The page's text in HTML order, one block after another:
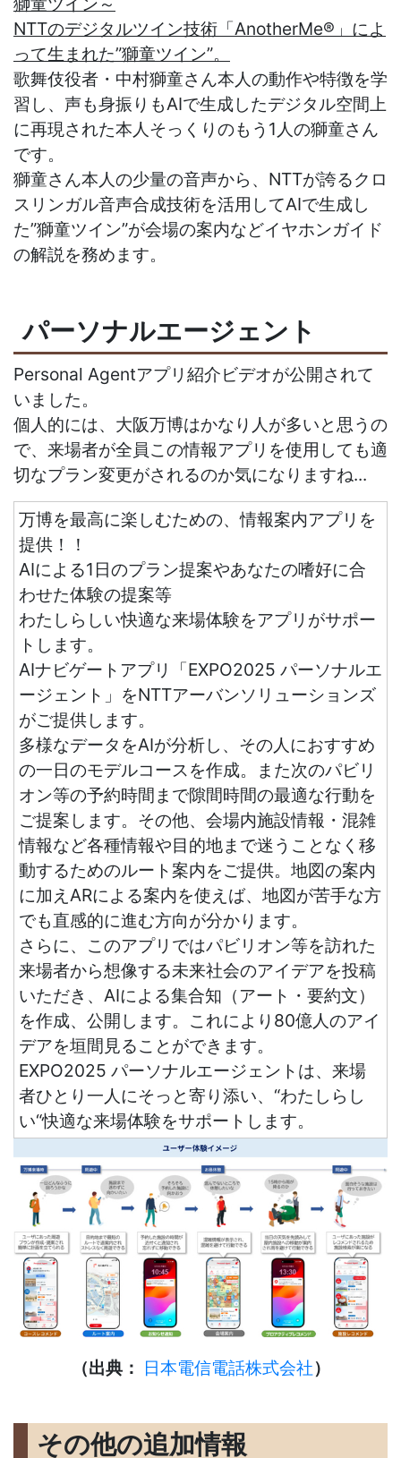
NTTのデジタルツイン技術「AnotherMe®」によ
って生まれた”獅童ツイン”。
歌舞伎役者・中村獅童さん本人の動作や特徴を学
習し、声も身振りもAIで生成したデジタル空間上
に再現された本人そっくりのもう1人の獅童さん
です。
獅童さん本人の少量の音声から、NTTが誇るクロ
スリンガル音声合成技術を活用してAIで生成し
た”獅童ツイン”が会場の案内などイヤホンガイド
の解説を務めます。
パーソナルエージェント
Personal Agentアプリ紹介ビデオが公開されて
いました。
個人的には、大阪万博はかなり人が多いと思うの
で、来場者が全員この情報アプリを使用しても適
切なプラン変更がされるのか気になりますね...
万博を最高に楽しむための、情報案内アプリを
提供！！
AIによる1日のプラン提案やあなたの嗜好に合
わせた体験の提案等
わたしらしい快適な来場体験をアプリがサポー
トします。
AIナビゲートアプリ「EXPO2025 パーソナルエ
ージェント」をNTTアーバンソリューションズ
がご提供します。
多様なデータをAIが分析し、その人におすすめ
の一日のモデルコースを作成。また次のパビリ
オン等の予約時間まで隙間時間の最適な行動を
ご提案します。その他、会場内施設情報・混雑
情報など各種情報や目的地まで迷うことなく移
動するためのルート案内をご提供。地図の案内
に加えARによる案内を使えば、地図が苦手な方
でも直感的に進む方向が分かります。
さらに、このアプリではパビリオン等を訪れた
来場者から想像する未来社会のアイデアを投稿
いただき、AIによる集合知（アート・要約文）
を作成、公開します。これにより80億人のアイ
デアを垣間見ることができます。
EXPO2025 パーソナルエージェントは、来場
者ひとり一人にそっと寄り添い、“わたしらし
い“快適な来場体験をサポートします。
（出典： 日本電信電話株式会社）
その他の追加情報